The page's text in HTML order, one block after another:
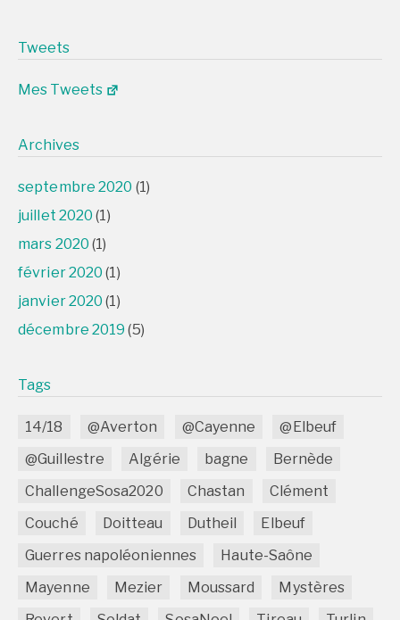
Tweets
Mes Tweets
Archives
septembre 2020 (1)
juillet 2020 (1)
mars 2020 (1)
février 2020 (1)
janvier 2020 (1)
décembre 2019 (5)
Tags
14/18 @Averton @Cayenne
@Elbeuf
@Guillestre
Algérie bagne
Bernède
ChallengeSosa2020
Chastan
Clément
Couché
Doitteau Dutheil
Elbeuf
Guerres napoléoniennes
Haute-Saône
Mayenne
Mezier Moussard
Mystères